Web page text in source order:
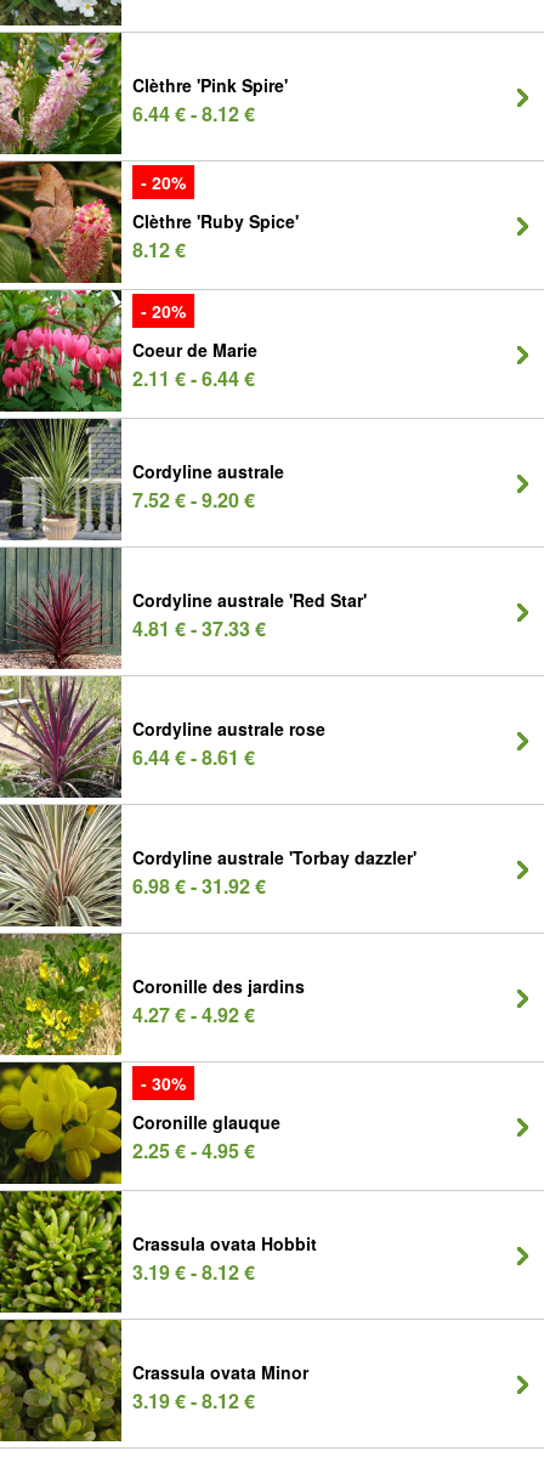
Clèthre 'Pink Spire'
6.44 € - 8.12 €
- 20%
Clèthre 'Ruby Spice'
8.12 €
- 20%
Coeur de Marie
2.11 € - 6.44 €
Cordyline australe
7.52 € - 9.20 €
Cordyline australe 'Red Star'
4.81 € - 37.33 €
Cordyline australe rose
6.44 € - 8.61 €
Cordyline australe 'Torbay dazzler'
6.98 € - 31.92 €
Coronille des jardins
4.27 € - 4.92 €
- 30%
Coronille glauque
2.25 € - 4.95 €
Crassula ovata Hobbit
3.19 € - 8.12 €
Crassula ovata Minor
3.19 € - 8.12 €